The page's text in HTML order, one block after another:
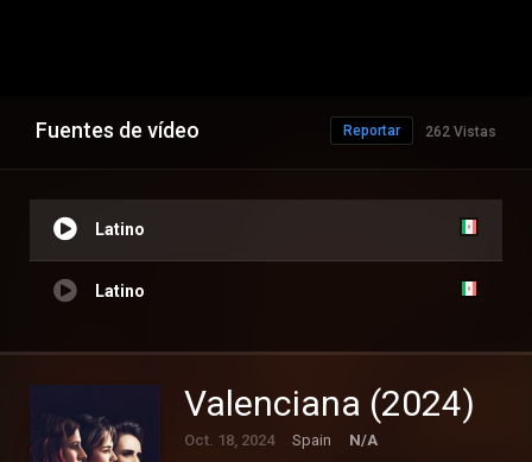
Fuentes de vídeo 262 Vistas
Reportar
Latino
Latino
Valenciana (2024)
Oct. 18, 2024 Spain
N/A